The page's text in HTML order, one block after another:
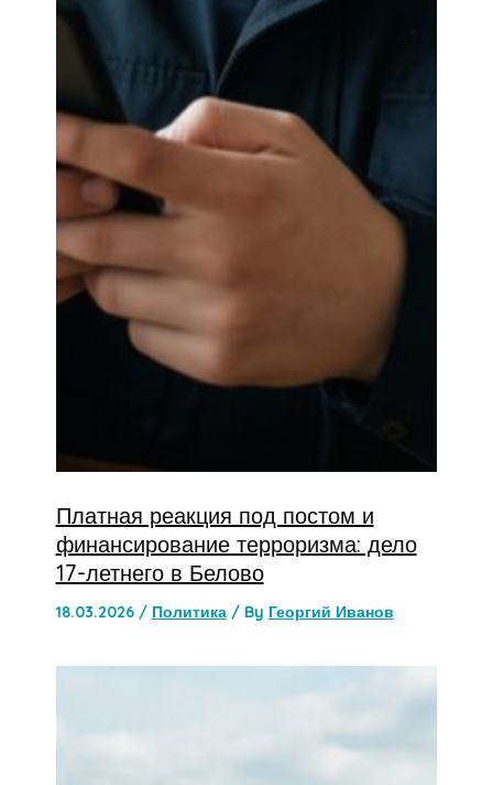
Платная реакция под постом и
финансирование терроризма: дело
17-летнего в Белово
18.03.2026 / Политика/ By Георгий Иванов